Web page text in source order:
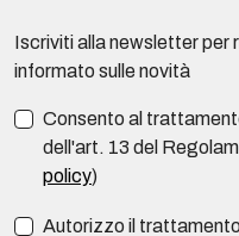
Iscriviti alla newsletter per
informato sulle novità
Consento al
dell'art. 13 del
policy)
Autorizzo il